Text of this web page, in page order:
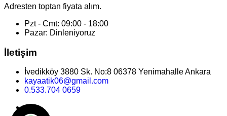
Adresten toptan fiyata alım.
Pzt - Cmt: 09:00 - 18:00
Pazar: Dinleniyoruz
İletişim
İvedikköy 3880 Sk. No:8 06378 Yenimahalle Ankara
kayaatik06@gmail.com
0.533.704 0659